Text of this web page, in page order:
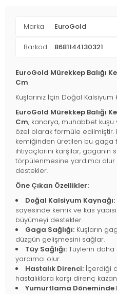
Marka EuroGold
Barkod 8681144130321
EuroGold Mürekkep Balığı
Cm
Kuşlarınız İçin Doğal Kalsiyum
EuroGold Mürekkep Balığı
Cm, kanarya, muhabbet kuşu
özel olarak formüle edilmiştir.
kemiğinden üretilen bu gaga
ihtiyaçlarını karşılar, gaganın
törpülenmesine yardımcı olur
destekler.
Öne Çıkan Özellikler:
Doğal Kalsiyum Kaynağı:
sayesinde kemik ve kas
büyümeyi destekler.
Gaga Sağlığı: Kuşların
düzgün gelişmesini sağlar.
Tüy Sağlığı: Tüylerin daha
yardımcı olur.
Hastalık Direnci: İçerdiği
hastalıklara karşı direnç
Yumurtlama Döneminde